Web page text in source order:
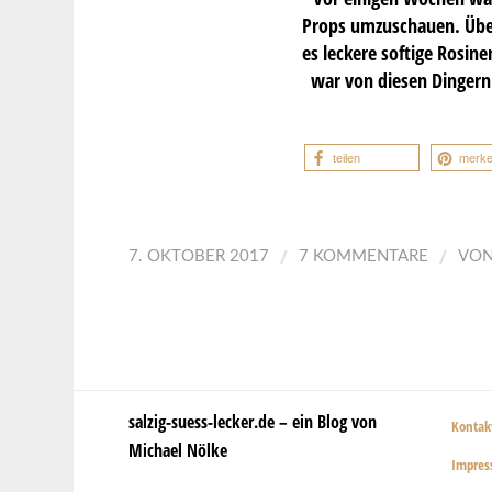
Props umzuschauen.
es leckere softige
war von diesen
teilen
7. OKTOBER 2017 / 7 KOMMENTARE / VON
salzig-suess-lecker.de – ein Blog von
Michael Nölke